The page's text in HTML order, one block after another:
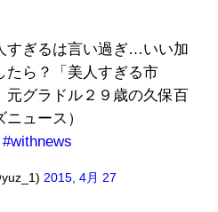
すぎるは言い過ぎ…いい加
たら？「美人すぎる市
グラドル２９歳の久保百
ュース）
#withnews
2015, 4月 27